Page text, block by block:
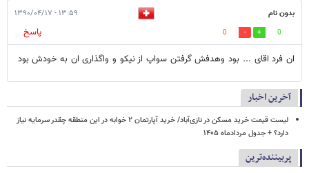
بدون نام ۱۳:۵۹ - ۱۳۹۰/۰۴/۱۷
0
0
پاسخ
ان فرد اقای ... بود وهدفش گرفتن سواپ از نیکو و واگذاری ان به خودش بود
آخرین اخبار
لیست قیمت خرید مسکن در نازی‌آباد/ خرید آپارتمان ۲ خوابه در این منطقه چقدر سرمایه نیاز
دارد؟ + جدول مردادماه ۱۴۰۵
پربیننده‌ترین